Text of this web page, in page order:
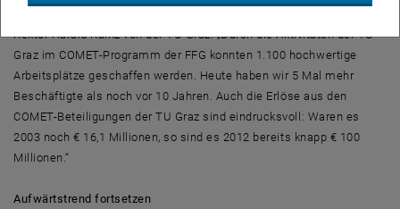
Rektor Harald Kainz von der TU Graz: „Durch die Aktivitäten der TU
Graz im COMET-Programm der FFG konnten 1.100 hochwertige
Arbeitsplätze geschaffen werden. Heute haben wir 5 Mal mehr
Beschäftigte als noch vor 10 Jahren. Auch die Erlöse aus den
COMET-Beteiligungen der TU Graz sind eindrucksvoll: Waren es
2003 noch € 16,1 Millionen, so sind es 2012 bereits knapp € 100
Millionen.“
Aufwärtstrend fortsetzen